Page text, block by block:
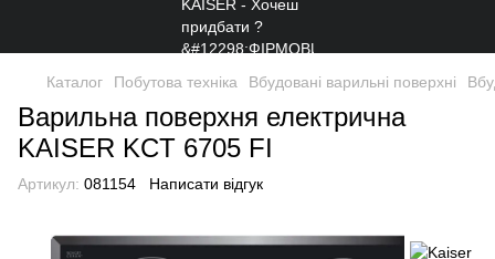
Каталог Побутова техніка Вбудовані варильні поверхні
Варильна поверхня електрична
KAISER KCT 6705 FI
Артикул: 081154 Написати відгук